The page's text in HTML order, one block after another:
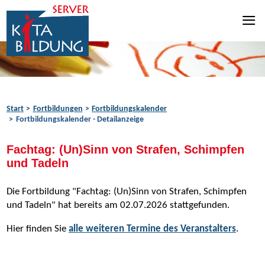
Zum Inhalt springen
Zur Navigation springen
Zum Fußbereich springen
Start Fortbildungen
Fortbildungskalender
Fortbildungskalender - Detailanzeige
Fachtag: (Un)Sinn von Strafen, Schimpfen
und Tadeln
Die Fortbildung "Fachtag: (Un)Sinn von Strafen, Schimpfen
und Tadeln" hat bereits am 02.07.2026 stattgefunden.
Hier finden Sie alle weiteren Termine des Veranstalters.